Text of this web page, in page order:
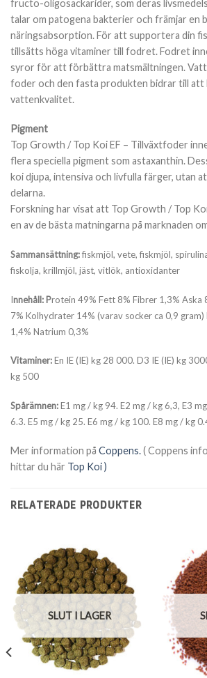
fructo-oligosackarider, som deras
talar om patogena bakterier och främjar en
näringsabsorption. För att supportera din
tillsätts höga vitaminer till fodret. Fodret
syror för att förbättra matsmältningen.
foder och den fasta produkten bidrar till att
vattenkvalitet.
Pigment
Top Growth / Top Koi EF – Tillväxtfoder
flera speciella pigment som astaxanthin.
koi djupa, intensiva och livfulla färger, utan
delarna.
Forskning har visat att Top Growth / Top
en av de bästa matningarna på marknaden
Sammansättning:fiskmjöl, vete, fiskmjöl,
fiskolja, krillmjöl, jäst, vitlök, antioxidanter
Innehåll: Protein 49% Fett 8% Fibrer 1,3% Aska
7% Kolhydrater 14% (varav socker ca 0,9 gram)
1,4% Natrium 0,3%
Vitaminer:En IE (IE) kg 28 000. D3 IE (IE) kg
kg 500
Spårämnen:E1 mg / kg 94. E2 mg / kg 6,3, E3
6.3. E5 mg / kg 25. E6 mg / kg 100. E8 mg / kg
Mer information på Coppens.( Coppens
hittar du här Top Koi )
RELATERADE PRODUKTER
SLUT I LAGER